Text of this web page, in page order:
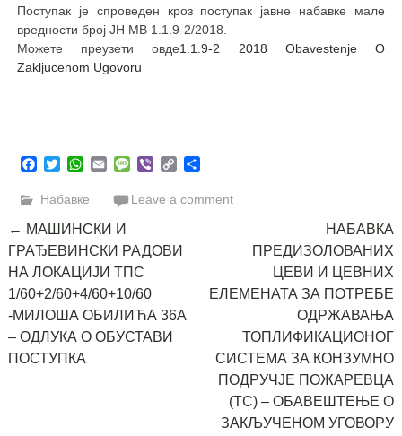
Поступак је спроведен кроз поступак јавне набавке мале
вредности број ЈН МВ 1.1.9-2/2018.
Можете преузети овде1.1.9-2 2018 Obavestenje O
Zakljucenom Ugovoru
Facebook
TwitterWhatsApp
EmailMessage
ViberCopy
Набавке Leave a comment
Post
navigation
← МАШИНСКИ И
ГРАЂЕВИНСКИ РАДОВИ
НА ЛОКАЦИЈИ ТПС
1/60+2/60+4/60+10/60
-МИЛОША ОБИЛИЋА 36А
– ОДЛУКА О ОБУСТАВИ
ПОСТУПКА
НАБАВКА
ПРЕДИЗОЛОВАНИХ
ЦЕВИ И ЦЕВНИХ
ЕЛЕМЕНАТА ЗА ПОТРЕБЕ
ОДРЖАВАЊА
ТОПЛИФИКАЦИОНОГ
СИСТЕМА ЗА КОНЗУМНО
ПОДРУЧЈЕ ПОЖАРЕВЦА
(ТС) – ОБАВЕШТЕЊЕ О
ЗАКЉУЧЕНОМ УГОВОРУ